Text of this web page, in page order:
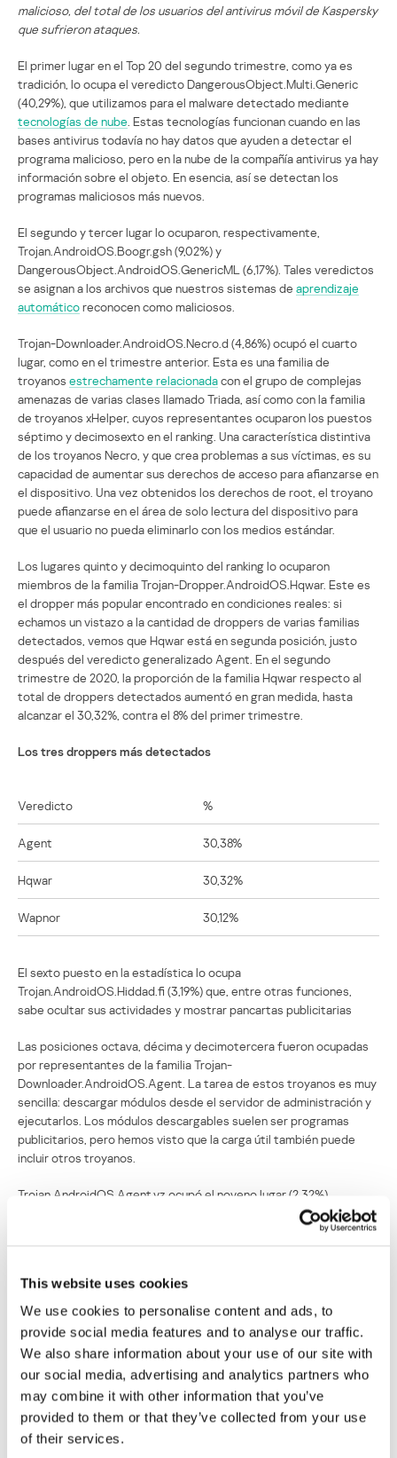
This website uses cookies
We use cookies to personalise content and ads, to
provide social media features and to analyse our traffic.
We also share information about your use of our site with
our social media, advertising and analytics partners who
may combine it with other information that you’ve
provided to them or that they’ve collected from your use
of their services.
malicioso, del total de los usuarios del antivirus móvil de Kaspersky
que sufrieron ataques.
El primer lugar en el Top 20 del segundo trimestre, como ya es
tradición, lo ocupa el veredicto DangerousObject.Multi.Generic
(40,29%), que utilizamos para el malware detectado mediante
tecnologías de nube . Estas tecnologías funcionan cuando en las
bases antivirus todavía no hay datos que ayuden a detectar el
programa malicioso, pero en la nube de la compañía antivirus ya hay
información sobre el objeto. En esencia, así se detectan los
programas maliciosos más nuevos.
El segundo y tercer lugar lo ocuparon, respectivamente,
Trojan.AndroidOS.Boogr.gsh (9,02%) y
DangerousObject.AndroidOS.GenericML (6,17%). Tales veredictos
se asignan a los archivos que nuestros sistemas de aprendizaje
automáticoreconocen como maliciosos.
Trojan-Downloader.AndroidOS.Necro.d (4,86%) ocupó el cuarto
lugar, como en el trimestre anterior. Esta es una familia de
troyanos estrechamente relacionadacon el grupo de complejas
amenazas de varias clases llamado Triada, así como con la familia
de troyanos xHelper, cuyos representantes ocuparon los puestos
séptimo y decimosexto en el ranking. Una característica distintiva
de los troyanos Necro, y que crea problemas a sus víctimas, es su
capacidad de aumentar sus derechos de acceso para afianzarse en
el dispositivo. Una vez obtenidos los derechos de root, el troyano
puede afianzarse en el área de solo lectura del dispositivo para
que el usuario no pueda eliminarlo con los medios estándar.
Los lugares quinto y decimoquinto del ranking lo ocuparon
miembros de la familia Trojan-Dropper.AndroidOS.Hqwar. Este es
el dropper más popular encontrado en condiciones reales: si
echamos un vistazo a la cantidad de droppers de varias familias
detectados, vemos que Hqwar está en segunda posición, justo
después del veredicto generalizado Agent. En el segundo
trimestre de 2020, la proporción de la familia Hqwar respecto al
total de droppers detectados aumentó en gran medida, hasta
alcanzar el 30,32%, contra el 8% del primer trimestre.
Los tres droppers más detectados
Veredicto %
Agent 30,38%
Hqwar 30,32%
Wapnor 30,12%
El sexto puesto en la estadística lo ocupa
Trojan.AndroidOS.Hiddad.fi (3,19%) que, entre otras funciones,
sabe ocultar sus actividades y mostrar pancartas publicitarias
Las posiciones octava, décima y decimotercera fueron ocupadas
por representantes de la familia Trojan-
Downloader.AndroidOS.Agent. La tarea de estos troyanos es muy
sencilla: descargar módulos desde el servidor de administración y
ejecutarlos. Los módulos descargables suelen ser programas
publicitarios, pero hemos visto que la carga útil también puede
incluir otros troyanos.
Trojan.AndroidOS.Agent.vz ocupó el noveno lugar (2,32%).
Aparentemente, este troyano es una carga útil para otro malware,
y la tarea de Agent.vz también se reduce a descargar código
Trojan Trojan.AndroidOS.Handda.san ocupó el undécimo lugar
(2,04%). Este veredicto abarca todo un grupo de malware,
conformado por una variedad de troyanos que comparten ciertas
capacidades, como: ocultar su ícono, obtener derechos de
administrador de dispositivo y usar empaquetadores para evitar la
detección.
Los lugares duodécimo y decimocuarto fueron ocupados por